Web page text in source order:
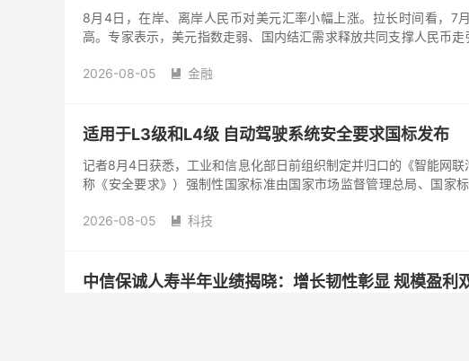
8月4日，在岸、离岸人民币对美元汇率小幅上涨。拉长时间看，
高。专家表示，美元指数走弱、国内结汇需求释放共同支撑人民币
2026-08-05
 金融
适用于L3级和L4级 自动驾驶系统安全要求国标发布
记者8月4日获悉，工业和信息化部日前组织制定并归口的《智能网
称《安全要求》）强制性国家标准由国家市场监督管理总局、国家
2026-08-05
 科技
中信保诚人寿半年业绩揭晓：增长韧性彰显 规模盈利